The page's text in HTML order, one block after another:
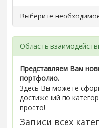
Выберите
Область
Представляем Вам
портфолио.
Здесь Вы можете
достижений по
просто!
Записи всех